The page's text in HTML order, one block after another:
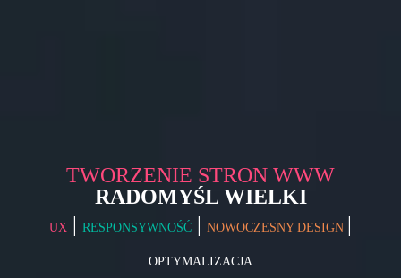
TWORZENIE STRON WWW
RADOMYŚL WIELKI
UX | RESPONSYWNOŚĆ | NOWOCZESNY DESIGN |
OPTYMALIZACJA